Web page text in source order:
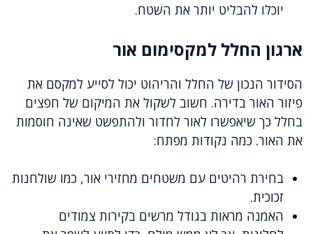
יוכלו להבליט יותר את השטח.
ארגון החלל למקסימום אור
הסידור הנכון של החלל והריהוט יכול לסייע למקסם את
פיזור האור בדירה. חשוב לשקול את המיקום של חפצים
בחלל כך שיאפשרו לאור לחדור ולהתפשט שאינה חוסמות
את האור. כמה נקודות מפתח:
בחירת רהיטים עם משטחים מחזירי אור, כמו שולחנות
זכוכית.
האמנה מראות בגודל מרשים בקירות צמודים